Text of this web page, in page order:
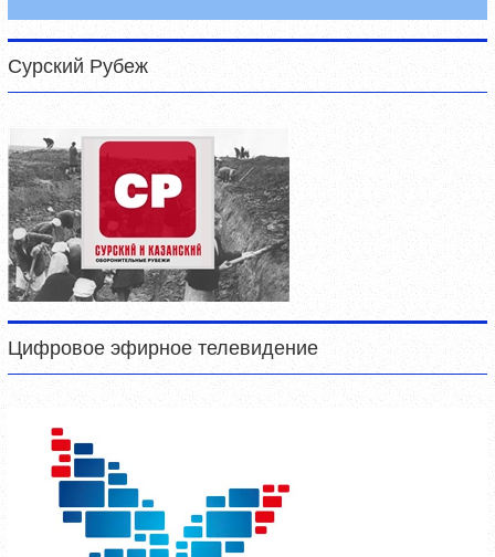
Сурский Рубеж
Цифровое эфирное телевидение